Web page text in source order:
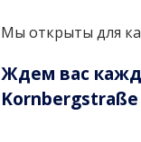
Мы открыты для
Ждем вас